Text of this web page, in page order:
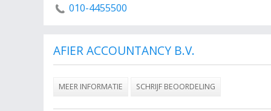
010-4455500
AFIER ACCOUNTANCY B.V.
MEER INFORMATIE SCHRIJF BEOORDELING